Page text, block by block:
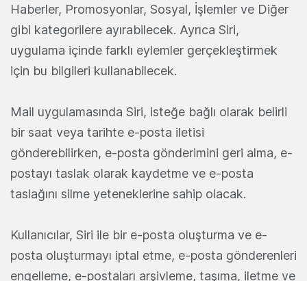
Haberler, Promosyonlar, Sosyal, İşlemler ve Diğer
gibi kategorilere ayırabilecek. Ayrıca Siri,
uygulama içinde farklı eylemler gerçekleştirmek
için bu bilgileri kullanabilecek.
Mail uygulamasında Siri, isteğe bağlı olarak belirli
bir saat veya tarihte e-posta iletisi
gönderebilirken, e-posta gönderimini geri alma, e-
postayı taslak olarak kaydetme ve e-posta
taslağını silme yeteneklerine sahip olacak.
Kullanıcılar, Siri ile bir e-posta oluşturma ve e-
posta oluşturmayı iptal etme, e-posta gönderenleri
engelleme, e-postaları arşivleme, taşıma, iletme ve